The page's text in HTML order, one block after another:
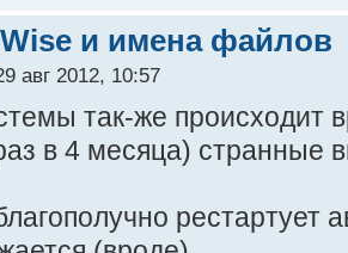
и имена файлов
авг 2012, 10:57
так-же происходит
в 4 месяца) странные
рестартует